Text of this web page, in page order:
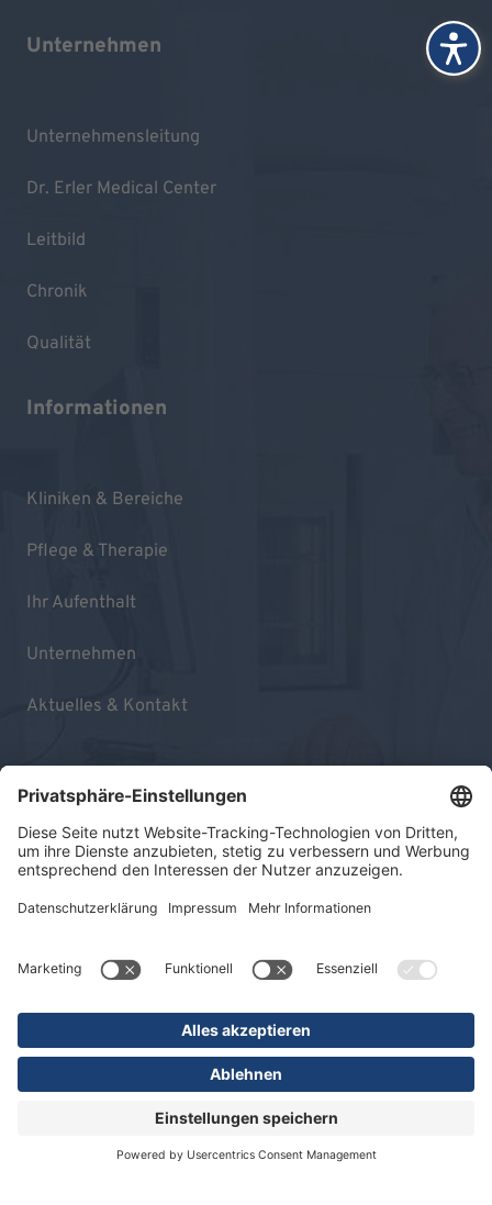
Unternehmen
Unternehmensleitung
Dr. Erler Medical Center
Leitbild
Chronik
Qualität
Informationen
Kliniken & Bereiche
Pflege & Therapie
Ihr Aufenthalt
Unternehmen
Aktuelles & Kontakt
Impressum
© 2026 KLINIKEN DR. ERLER